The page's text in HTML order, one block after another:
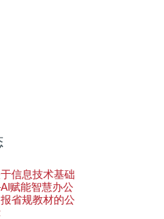
信息技术基础
赋能智慧办公
省规教材的公